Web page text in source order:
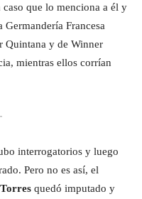
que lo menciona a él y
Francesa
Quintana y de Winner
mientras ellos corrían
interrogatorios y luego
Pero no es así, el
quedó imputado y